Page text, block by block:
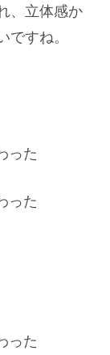
、立体感か
ですね。